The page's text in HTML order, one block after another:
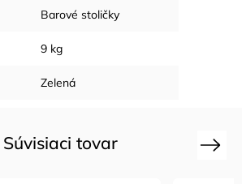
Barové stoličky
9 kg
Zelená
Súvisiaci tovar Next